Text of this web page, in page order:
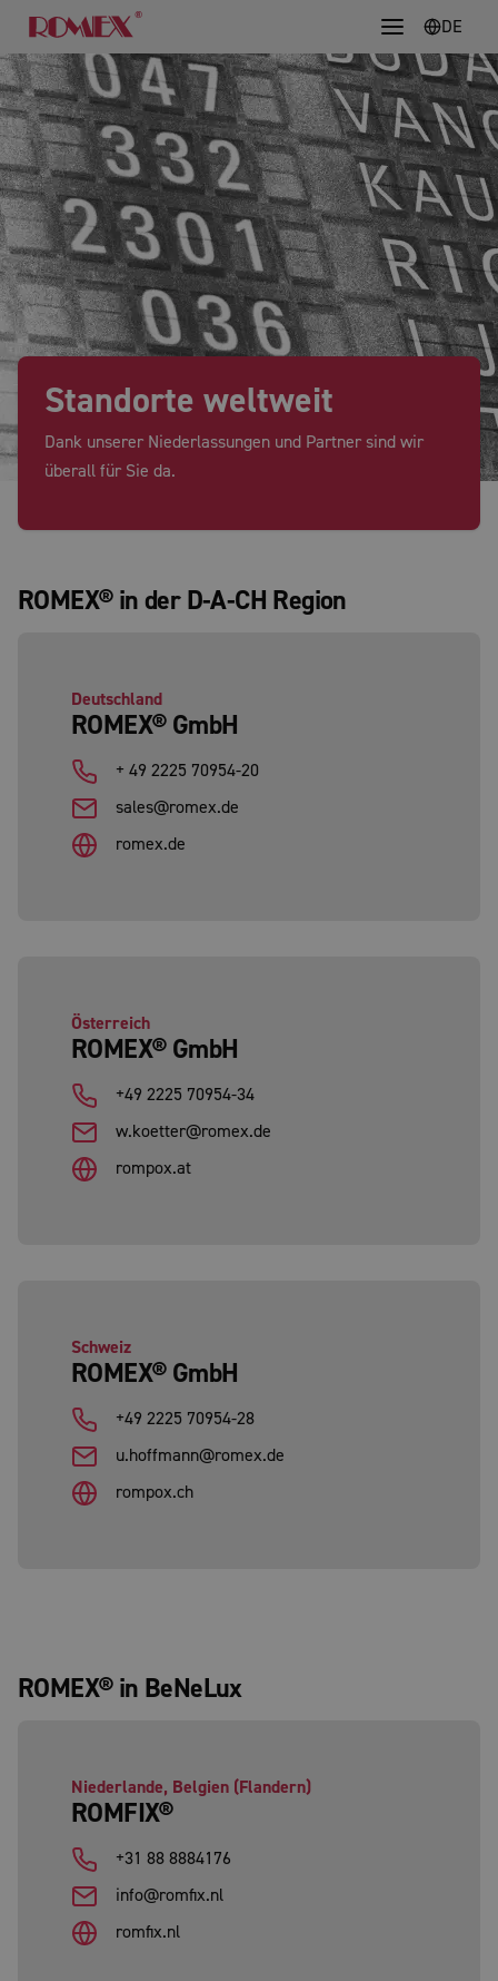
DE
Standorte weltweit
Dank unserer Niederlassungen und Partner sind wir
überall für Sie da.
ROMEX® in der D-A-CH Region
Deutschland
ROMEX® GmbH
+ 49 2225 70954-20
sales@romex.de
romex.de
Österreich
ROMEX® GmbH
+49 2225 70954-34
w.koetter@romex.de
rompox.at
Schweiz
ROMEX® GmbH
+49 2225 70954-28
u.hoffmann@romex.de
rompox.ch
ROMEX® in BeNeLux
Niederlande, Belgien (Flandern)
ROMFIX®
+31 88 8884176
info@romfix.nl
romfix.nl